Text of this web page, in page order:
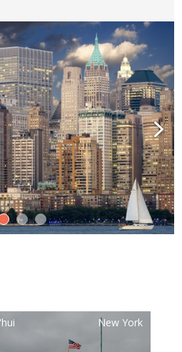
New York